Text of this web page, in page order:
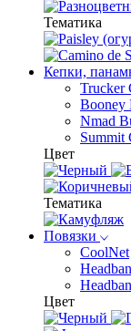
Тематика
Кепки,
Trucker
Booney
Nmad
Summit
Цвет
Тематика
Повязки
CoolNet
Цвет